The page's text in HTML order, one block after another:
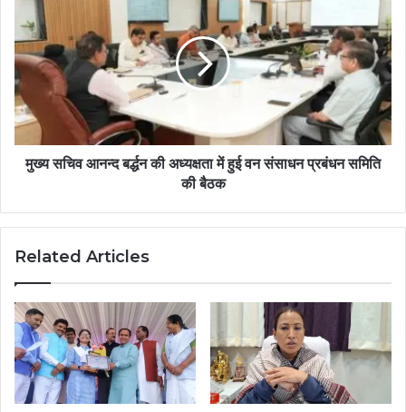
मुख्य सचिव आनन्द बर्द्धन की अध्यक्षता में हुई वन संसाधन प्रबंधन समिति
की बैठक
Related Articles